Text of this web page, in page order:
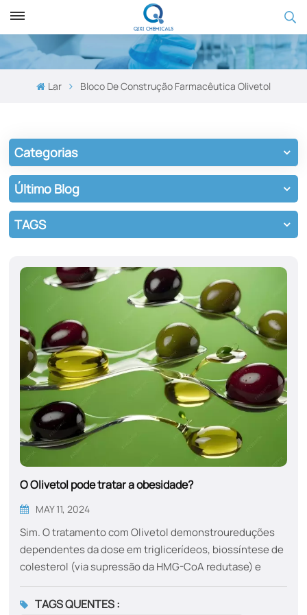
Lar Bloco De Construção Farmacêutica Olivetol
Categorias
Último Blog
TAGS
O Olivetol pode tratar a obesidade?
MAY 11, 2024
Sim. O tratamento com Olivetol demonstroureduções
dependentes da dose em triglicerídeos, biossíntese de
colesterol (via supressão da HMG-CoA redutase) e
eficazmente a esteato-hepatite induzida pela
TAGS QUENTES :